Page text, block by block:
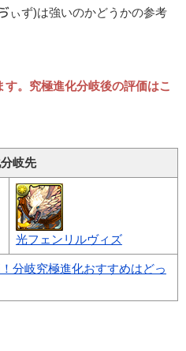
ぃず)は強いのかどうかの参考
。究極進化分岐後の評価はこ
岐先
光フェンリルヴィズ
分岐究極進化おすすめはどっ